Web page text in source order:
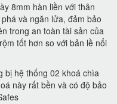
8mm hàn liền với thân
và ngăn lửa, đảm bảo
trong an toàn tài sản của
tốt hơn so với bản lề nổi
bị hệ thống 02 khoá chìa
này rất bền và có độ bảo